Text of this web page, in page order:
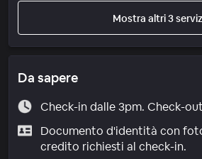
Mostra altri 3
Da sapere
Check-in dalle 3pm. Check-
Documento d'identità con
credito richiesti al check-in.